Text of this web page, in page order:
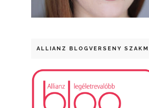
ALLIANZ BLOGVERSENY